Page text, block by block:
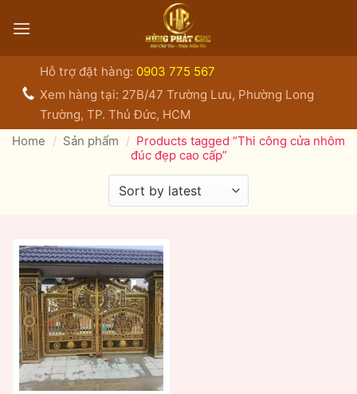
qua
Hỗ trợ đặt hàng: 0903 775 567
Xem hàng tại: 27B/47 Trường Lưu, Phường Long
Trường, TP. Thủ Đức, HCM
Home / Sản phẩm / Products tagged “Thi công cửa nhôm
đúc đẹp cao cấp”